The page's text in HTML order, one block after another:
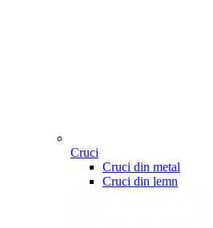
Cruci
Cruci din metal
Cruci din lemn